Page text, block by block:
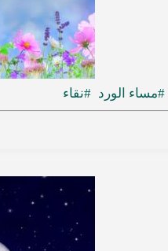
#مساء الورد #نقاء